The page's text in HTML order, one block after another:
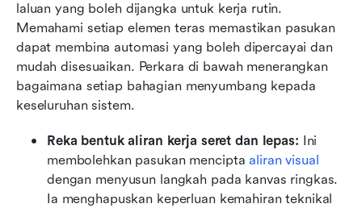
laluan yang boleh dijangka untuk kerja rutin.
Memahami setiap elemen teras memastikan pasukan
dapat membina automasi yang boleh dipercayai dan
mudah disesuaikan. Perkara di bawah menerangkan
bagaimana setiap bahagian menyumbang kepada
keseluruhan sistem.
Reka bentuk aliran kerja seret dan lepas: Ini
membolehkan pasukan mencipta aliran visual
dengan menyusun langkah pada kanvas ringkas.
Ia menghapuskan keperluan kemahiran teknikal